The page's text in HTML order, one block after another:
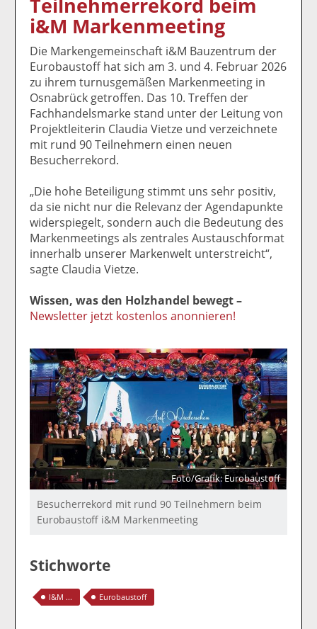
k
el
a
uf
F
ac
e
b
o
o
il
e
n
k
wi
tt
er
n
k
uf
Li
n
k
e
di
e
n
er
E
m
l
v
d
e
n
ru
ck
i&M Markenmeeting
Die Markengemeinschaft i&M Bauzentrum der
Eurobaustoff hat sich am 3. und 4. Februar 2026
zu ihrem turnusgemäßen Markenmeeting in
Osnabrück getroffen. Das 10. Treffen der
Fachhandelsmarke stand unter der Leitung von
Projektleiterin Claudia Vietze und verzeichnete
mit rund 90 Teilnehmern einen neuen
Besucherrekord.
„Die hohe Beteiligung stimmt uns sehr positiv,
da sie nicht nur die Relevanz der Agendapunkte
widerspiegelt, sondern auch die Bedeutung des
Markenmeetings als zentrales Austauschformat
innerhalb unserer Markenwelt unterstreicht“,
sagte Claudia Vietze.
Wissen, was den Holzhandel bewegt –
Newsletter jetzt kostenlos anonnieren!
Foto/Grafik: Eurobaustoff
Besucherrekord mit rund 90 Teilnehmern beim
Eurobaustoff i&M Markenmeeting
Stichworte
I&M ... Eurobaustoff